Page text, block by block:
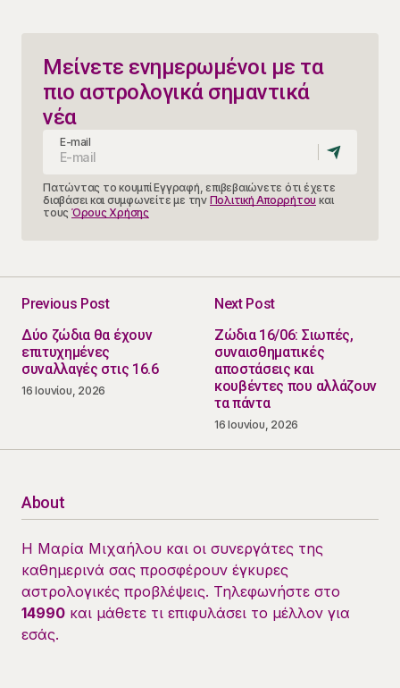
Μείνετε ενημερωμένοι με τα
πιο αστρολογικά σημαντικά
νέα
E-mail
Πατώντας το κουμπί Εγγραφή, επιβεβαιώνετε ότι έχετε
διαβάσει και συμφωνείτε με την Πολιτική Απορρήτου και
τους Όρους Χρήσης
Previous Post
Δύο ζώδια θα έχουν
επιτυχημένες
συναλλαγές στις 16.6
16 Ιουνίου, 2026
Next Post
Ζώδια 16/06: Σιωπές,
συναισθηματικές
αποστάσεις και
κουβέντες που αλλάζουν
τα πάντα
16 Ιουνίου, 2026
About
Η Μαρία Μιχαήλου και οι συνεργάτες της
καθημερινά σας προσφέρουν έγκυρες
αστρολογικές προβλέψεις. Τηλεφωνήστε στο
14990 και μάθετε τι επιφυλάσει το μέλλον για
εσάς.